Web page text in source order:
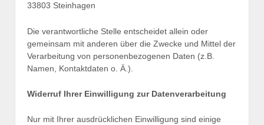
33803 Steinhagen
Die verantwortliche Stelle entscheidet allein oder
gemeinsam mit anderen über die Zwecke und Mittel der
Verarbeitung von personenbezogenen Daten (z.B.
Namen, Kontaktdaten o. Ä.).
Widerruf Ihrer Einwilligung zur Datenverarbeitung
Nur mit Ihrer ausdrücklichen Einwilligung sind einige